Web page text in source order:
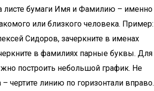
листе бумаги Имя и Фамилию – именно
или близкого человека. Пример:
Сидоров, зачеркните в именах
в фамилиях парные буквы. Для
построить небольшой график. Не
– чертите линию по горизонтали вправо.